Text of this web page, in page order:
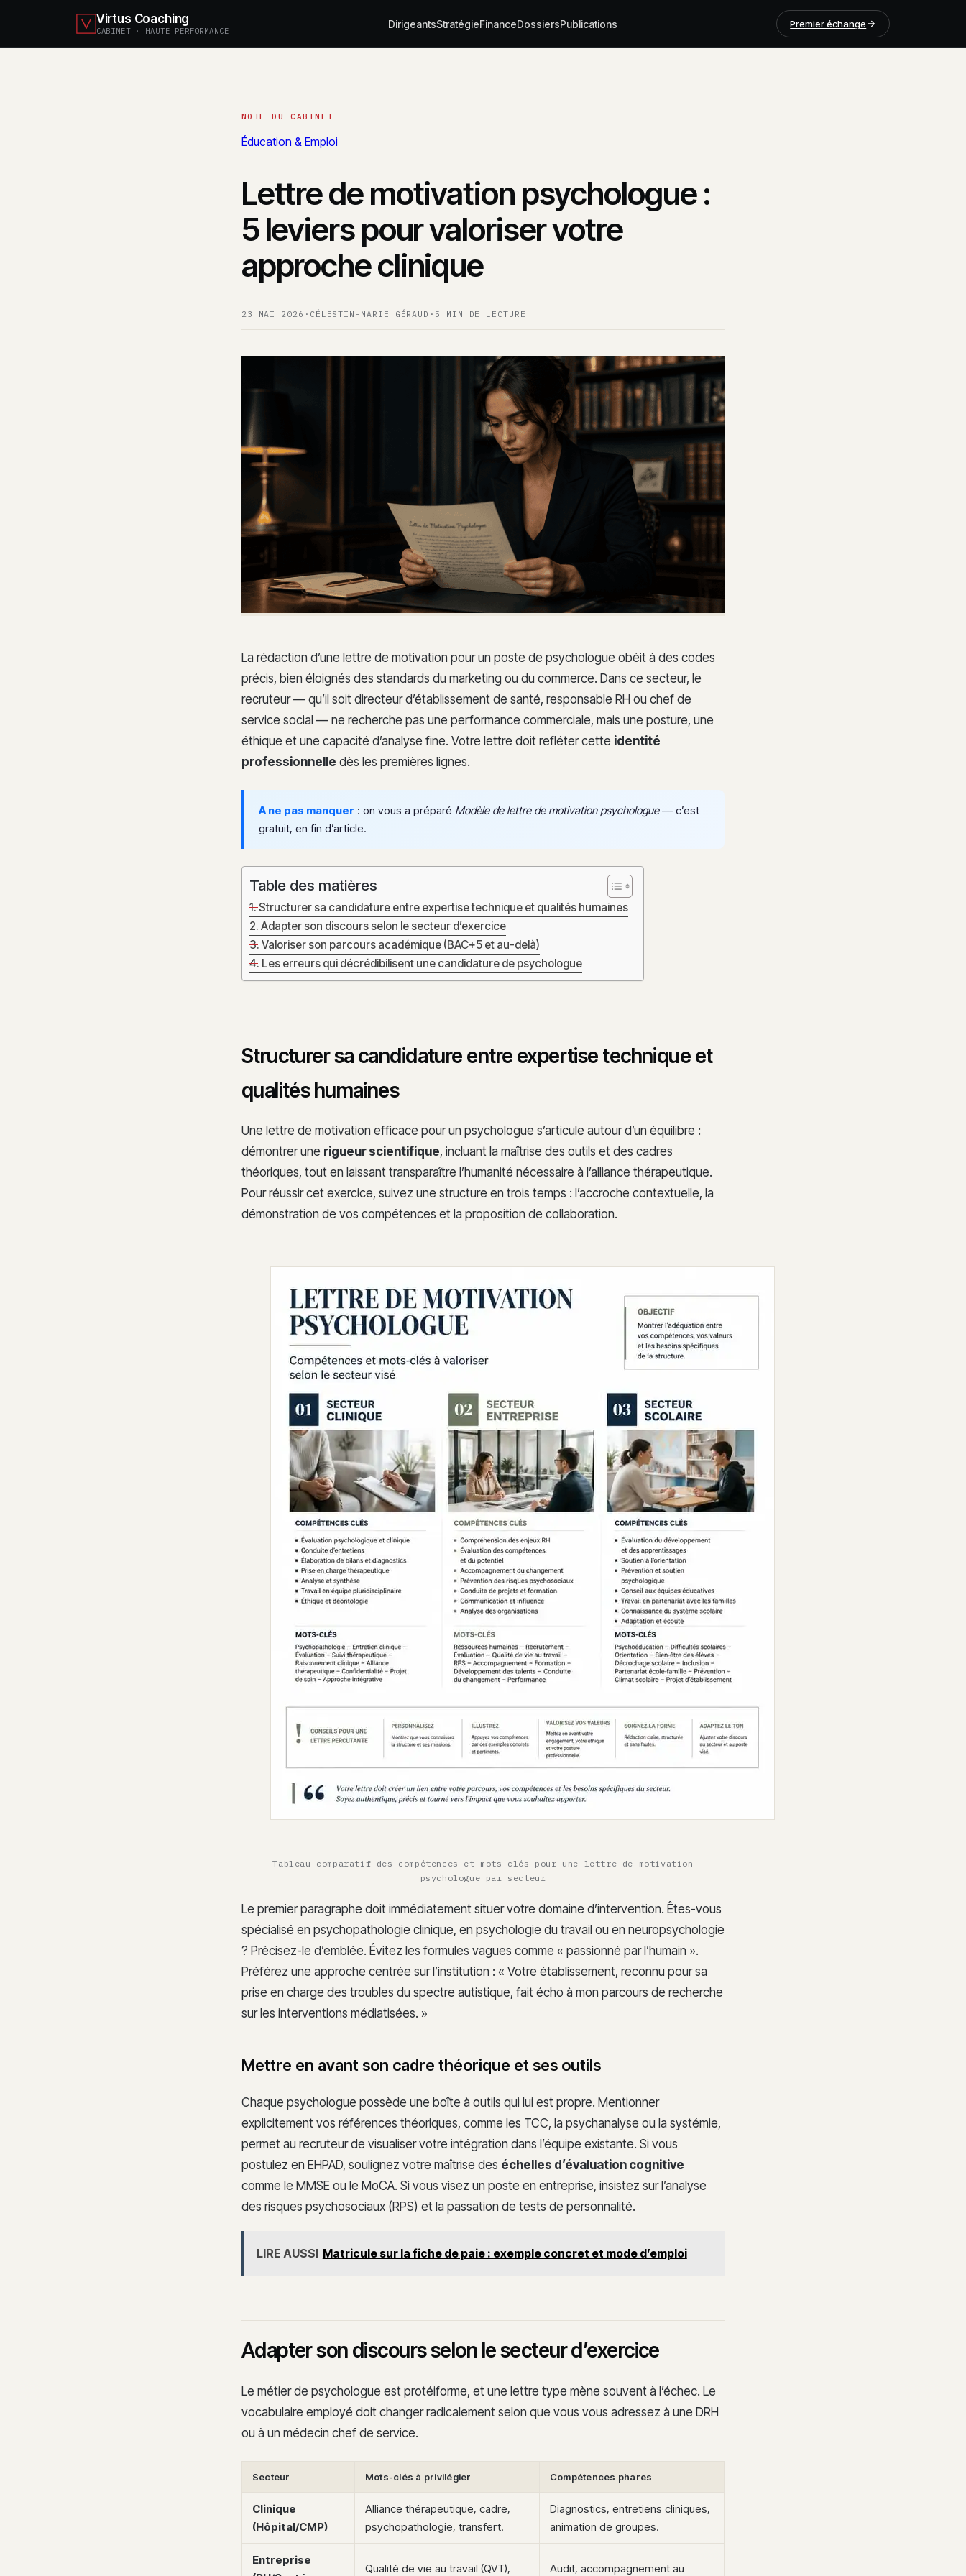
Virtus Coaching
CABINET · HAUTE PERFORMANCE
DirigeantsStratégieFinanceDossiersPublications Premier échange
Éducation & Emploi
Lettre de motivation psychologue :
5 leviers pour valoriser votre
approche clinique
23 MAI 2026 · CÉLESTIN-MARIE GÉRAUD · 5 MIN DE LECTURE
La rédaction d’une lettre de motivation pour un poste de psychologue obéit à des codes
précis, bien éloignés des standards du marketing ou du commerce. Dans ce secteur, le
recruteur — qu’il soit directeur d’établissement de santé, responsable RH ou chef de
service social — ne recherche pas une performance commerciale, mais une posture, une
éthique et une capacité d’analyse fine. Votre lettre doit refléter cette identité
professionnelle dès les premières lignes.
A ne pas manquer : on vous a préparé Modèle de lettre de motivation psychologue— c’est
gratuit, en fin d’article.
Table des matières
Structurer sa candidature entre expertise technique et qualités humaines
Adapter son discours selon le secteur d’exercice
Valoriser son parcours académique (BAC+5 et au-delà)
Les erreurs qui décrédibilisent une candidature de psychologue
Structurer sa candidature entre expertise technique et
qualités humaines
Une lettre de motivation efficace pour un psychologue s’articule autour d’un équilibre :
démontrer une rigueur scientifique, incluant la maîtrise des outils et des cadres
théoriques, tout en laissant transparaître l’humanité nécessaire à l’alliance thérapeutique.
Pour réussir cet exercice, suivez une structure en trois temps : l’accroche contextuelle, la
démonstration de vos compétences et la proposition de collaboration.
Tableau comparatif des compétences et mots-clés pour une lettre de motivation
psychologue par secteur
Le premier paragraphe doit immédiatement situer votre domaine d’intervention. Êtes-vous
spécialisé en psychopathologie clinique, en psychologie du travail ou en neuropsychologie
? Précisez-le d’emblée. Évitez les formules vagues comme « passionné par l’humain ».
Préférez une approche centrée sur l’institution : « Votre établissement, reconnu pour sa
prise en charge des troubles du spectre autistique, fait écho à mon parcours de recherche
sur les interventions médiatisées. »
Mettre en avant son cadre théorique et ses outils
Chaque psychologue possède une boîte à outils qui lui est propre. Mentionner
explicitement vos références théoriques, comme les TCC, la psychanalyse ou la systémie,
permet au recruteur de visualiser votre intégration dans l’équipe existante. Si vous
postulez en EHPAD, soulignez votre maîtrise des échelles d’évaluation cognitive
comme le MMSE ou le MoCA. Si vous visez un poste en entreprise, insistez sur l’analyse
des risques psychosociaux (RPS) et la passation de tests de personnalité.
LIRE AUSSI Matricule sur la fiche de paie : exemple concret et mode d’emploi
Adapter son discours selon le secteur d’exercice
Le métier de psychologue est protéiforme, et une lettre type mène souvent à l’échec. Le
vocabulaire employé doit changer radicalement selon que vous vous adressez à une DRH
ou à un médecin chef de service.
Secteur Mots-clés à privilégier Compétences phares
Clinique
(Hôpital/CMP)
Alliance thérapeutique, cadre,
psychopathologie, transfert.
Diagnostics, entretiens cliniques,
animation de groupes.
Entreprise
Qualité de vie au travail (QVT), Audit, accompagnement au